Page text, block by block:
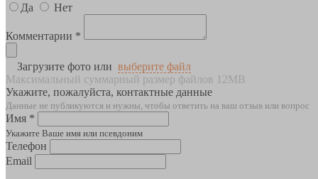
Да
Нет
Комментарии *
Загрузите фото или выберите файл
Максимальный суммарный размер файлов 12MB
Укажите, пожалуйста, контактные данные
Данные не публикуются и нужны, чтобы ответить на ваш отзыв или вопрос
Имя *
Укажите Ваше имя или псевдоним
Телефон
Email